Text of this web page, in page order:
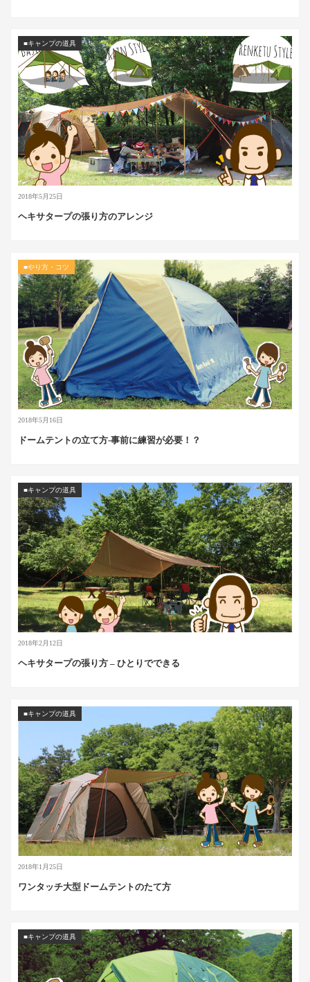
2018年5月25日
■キャンプの道具
ヘキサタープの張り方のアレンジ
2018年5月16日
■やり方・コツ
ドームテントの立て方-事前に練習が必要！？
2018年2月12日
■キャンプの道具
ヘキサタープの張り方 – ひとりでできる
2018年1月25日
■キャンプの道具
ワンタッチ大型ドームテントのたて方
■キャンプの道具